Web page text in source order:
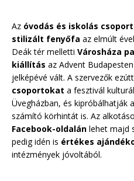
Az óvodás és iskolás
stilizált fenyőfa az elmúlt
Deák tér melletti Városháza
kiállítás az Advent
jelképévé vált. A szervezők
csoportokat a fesztivál
Üvegházban, és kipróbálhatják
számító körhintát is. Az
Facebook-oldalán lehet majd
pedig idén is értékes
intézmények jóvoltából.